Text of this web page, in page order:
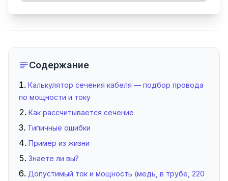
Содержание
Калькулятор сечения кабеля — подбор провода
по мощности и току
Как рассчитывается сечение
Типичные ошибки
Пример из жизни
Знаете ли вы?
Допустимый ток и мощность (медь, в трубе, 220